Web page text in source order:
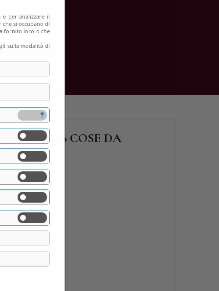
… E 100 COSE DA
16,50
per analizzare il
si occupano di
fornito loro o che
sulla modalità di